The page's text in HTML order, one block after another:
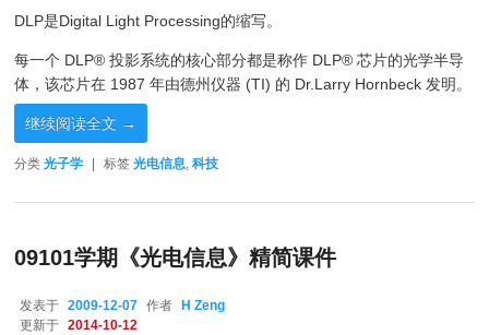
DLP是Digital Light Processing的缩写。
每一个 DLP® 投影系统的核心部分都是称作 DLP® 芯片的光学半导
体，该芯片在 1987 年由德州仪器 (TI) 的 Dr.Larry Hornbeck 发明。
继续阅读全文 →
分类 光子学 标签 光电信息,科技
09101学期《光电信息》精简课件
发表于 2009-12-07 作者
H Zeng
更新于
2014-10-12